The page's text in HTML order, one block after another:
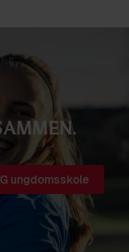
ungdomsskole